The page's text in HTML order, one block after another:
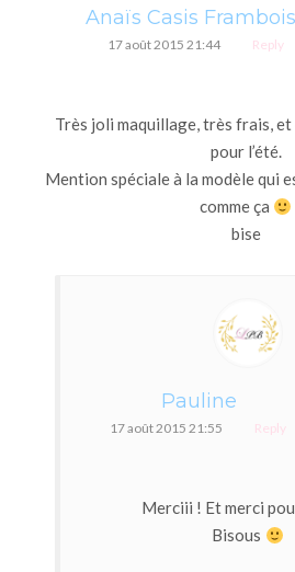
Anaïs Casis
17 août 2015 21:44 Reply
Très joli maquillage, très frais,
pour l’été.
Mention spéciale à la modèle qui
comme ça
bise
Pauline
17 août 2015 21:55 Reply
Merciii ! Et merci
Bisous